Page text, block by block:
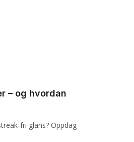
– og hvordan
fri glans? Oppdag